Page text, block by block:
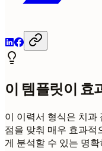
이 템플릿이 효
이 이력서 형식은 치과
점을 맞춰 매우 효과적
게 분석할 수 있는 명